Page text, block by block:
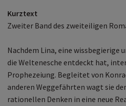
Kurztext
Zweiter Band des zweiteiligen
Nachdem Lina, eine wissbegierige
die Weltenesche entdeckt hat,
Prophezeiung. Begleitet von
anderen Weggefährten wagt sie
rationellen Denken in eine neue